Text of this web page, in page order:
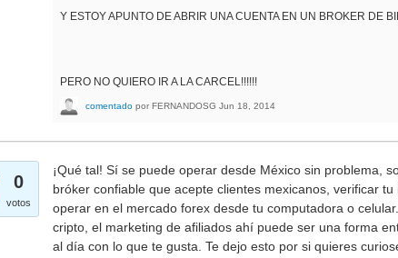
Y ESTOY APUNTO DE ABRIR UNA CUENTA EN UN BROKER DE
PERO NO QUIERO IR A LA CARCEL!!!!!!
comentado por FERNANDOSG Jun 18, 2014
0
votos
¡Qué tal! Sí se puede operar desde México sin problema,
bróker confiable que acepte clientes mexicanos, verificar
operar en el mercado forex desde tu computadora o
cripto, el marketing de afiliados ahí puede ser una forma
al día con lo que te gusta. Te dejo esto por si quieres